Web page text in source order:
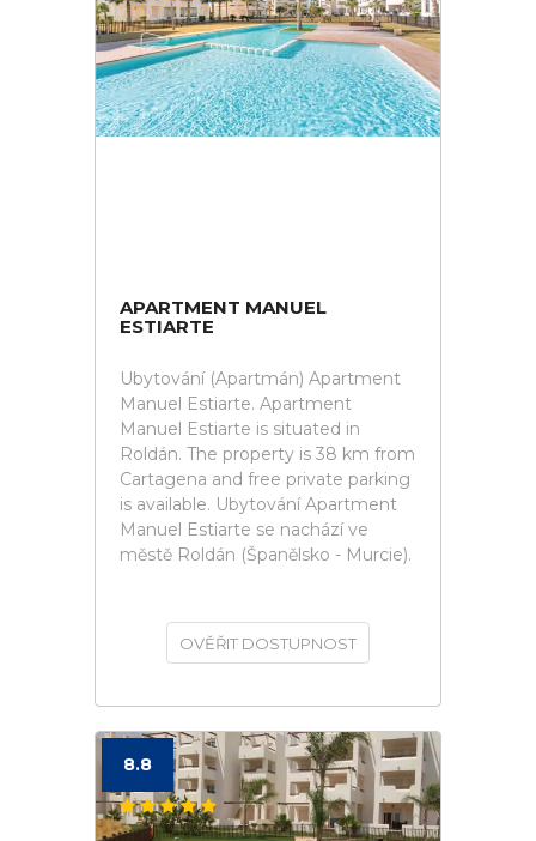
APARTMENT MANUEL
ESTIARTE
Ubytování (Apartmán) Apartment
Manuel Estiarte. Apartment
Manuel Estiarte is situated in
Roldán. The property is 38 km from
Cartagena and free private parking
is available. Ubytování Apartment
Manuel Estiarte se nachází ve
městě Roldán (Španělsko - Murcie).
OVĚŘIT DOSTUPNOST
8.8